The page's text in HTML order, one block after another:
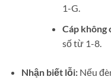
1-G.
Cáp không
số từ 1-8.
Nhận biết lỗi:Nếu